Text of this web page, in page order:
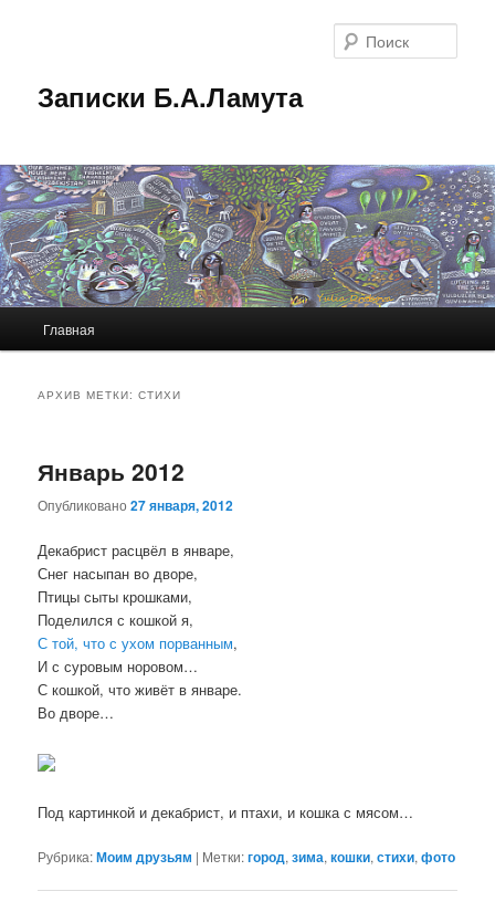
Записки Б.А.Ламута
Главная
АРХИВ МЕТКИ:СТИХИ
Январь 2012
Опубликовано27 января, 2012
Декабрист расцвёл в январе,
Снег насыпан во дворе,
Птицы сыты крошками,
Поделился с кошкой я,
С той, что с ухом порванным,
И с суровым норовом…
С кошкой, что живёт в январе.
Во дворе…
Под картинкой и декабрист, и птахи, и кошка с мясом…
Рубрика:Моим друзьям | Метки:город,зима,кошки,стихи,фото